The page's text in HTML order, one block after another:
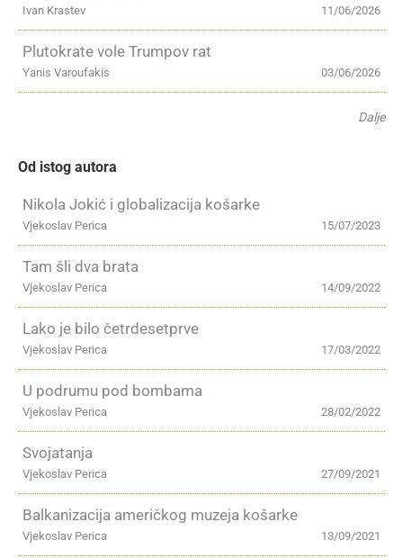
11/06/2026
Ivan Krastev
Plutokrate vole Trumpov rat
03/06/2026
Yanis Varoufakis
Dalje
Od istog autora
Nikola Jokić i globalizacija košarke
15/07/2023
Vjekoslav Perica
Tam šli dva brata
14/09/2022
Vjekoslav Perica
Lako je bilo četrdesetprve
17/03/2022
Vjekoslav Perica
U podrumu pod bombama
28/02/2022
Vjekoslav Perica
Svojatanja
27/09/2021
Vjekoslav Perica
Balkanizacija američkog muzeja košarke
13/09/2021
Vjekoslav Perica